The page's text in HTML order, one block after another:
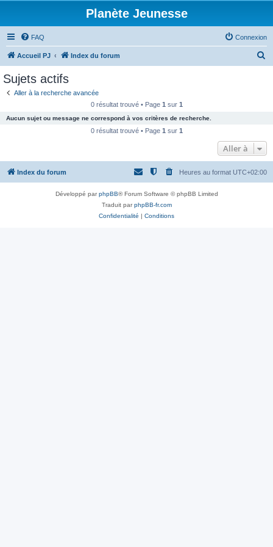
Planète Jeunesse
FAQ Connexion
Accueil PJ Index du forum
c
e
Sujets actifs
Aller à la recherche avancée
0 résultat trouvé • Page 1 sur 1
Aucun sujet ou message ne correspond à vos critères de recherche.
0 résultat trouvé • Page 1 sur 1
Aller à
Index du forum Heures au format UTC+02:00
Développé parphpBB® Forum Software © phpBB Limited
Traduit parphpBB-fr.com
Confidentialité | Conditions